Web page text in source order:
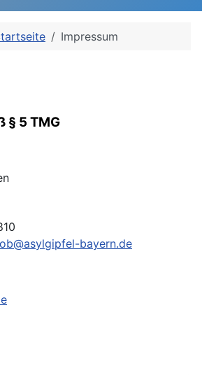
Impressum
§ 5 TMG
bayern.de